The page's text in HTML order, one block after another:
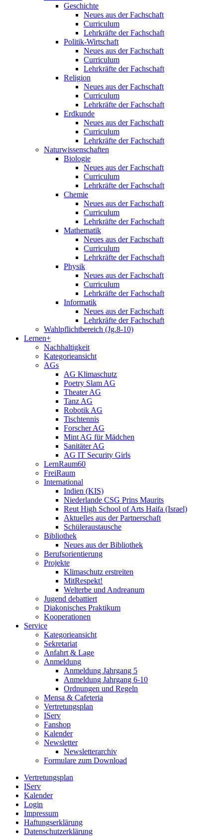
Geschichte
Neues aus der Fachschaft
Curriculum
Lehrkräfte der Fachschaft
Politik-Wirtschaft
Neues aus der Fachschaft
Curriculum
Lehrkräfte der Fachschaft
Religion
Neues aus der Fachschaft
Curriculum
Lehrkräfte der Fachschaft
Erdkunde
Neues aus der Fachschaft
Curriculum
Lehrkräfte der Fachschaft
Naturwissenschaften
Biologie
Neues aus der Fachschaft
Curriculum
Lehrkräfte der Fachschaft
Chemie
Neues aus der Fachschaft
Curriculum
Lehrkräfte der Fachschaft
Mathematik
Neues aus der Fachschaft
Curriculum
Lehrkräfte der Fachschaft
Physik
Neues aus der Fachschaft
Curriculum
Lehrkräfte der Fachschaft
Informatik
Neues aus der Fachschaft
Lehrkräfte der Fachschaft
Wahlpflichtbereich (Jg.8-10)
Lernen+
Nachhaltigkeit
Kategorieansicht
AGs
AG Klimaschutz
Poetry Slam AG
Theater AG
Tanz AG
Robotik AG
Tischtennis
Forscher AG
Mint AG für Mädchen
Sanitäter AG
AG IT Security Girls
LernRaum60
FreiRaum
International
Indien (KIS)
Niederlande CSG Prins Maurits
Reut High School of Arts Haifa (Israel)
Aktuelles aus der Partnerschaft
Schüleraustausche
Bibliothek
Neues aus der Bibliothek
Berufsorientierung
Projekte
Klimaschutz erstreiten
MitRespekt!
Welterbe und Andreanum
Jugend debattiert
Diakonisches Praktikum
Kooperationen
Service
Kategorieansicht
Sekretariat
Anfahrt & Lage
Anmeldung
Anmeldung Jahrgang 5
Anmeldung Jahrgang 6-10
Ordnungen und Regeln
Mensa & Cafeteria
Vertretungsplan
IServ
Fanshop
Kalender
Newsletter
Newsletterarchiv
Formulare zum Download
Vertretungsplan
IServ
Kalender
Login
Impressum
Haftungserklärung
Datenschutzerklärung